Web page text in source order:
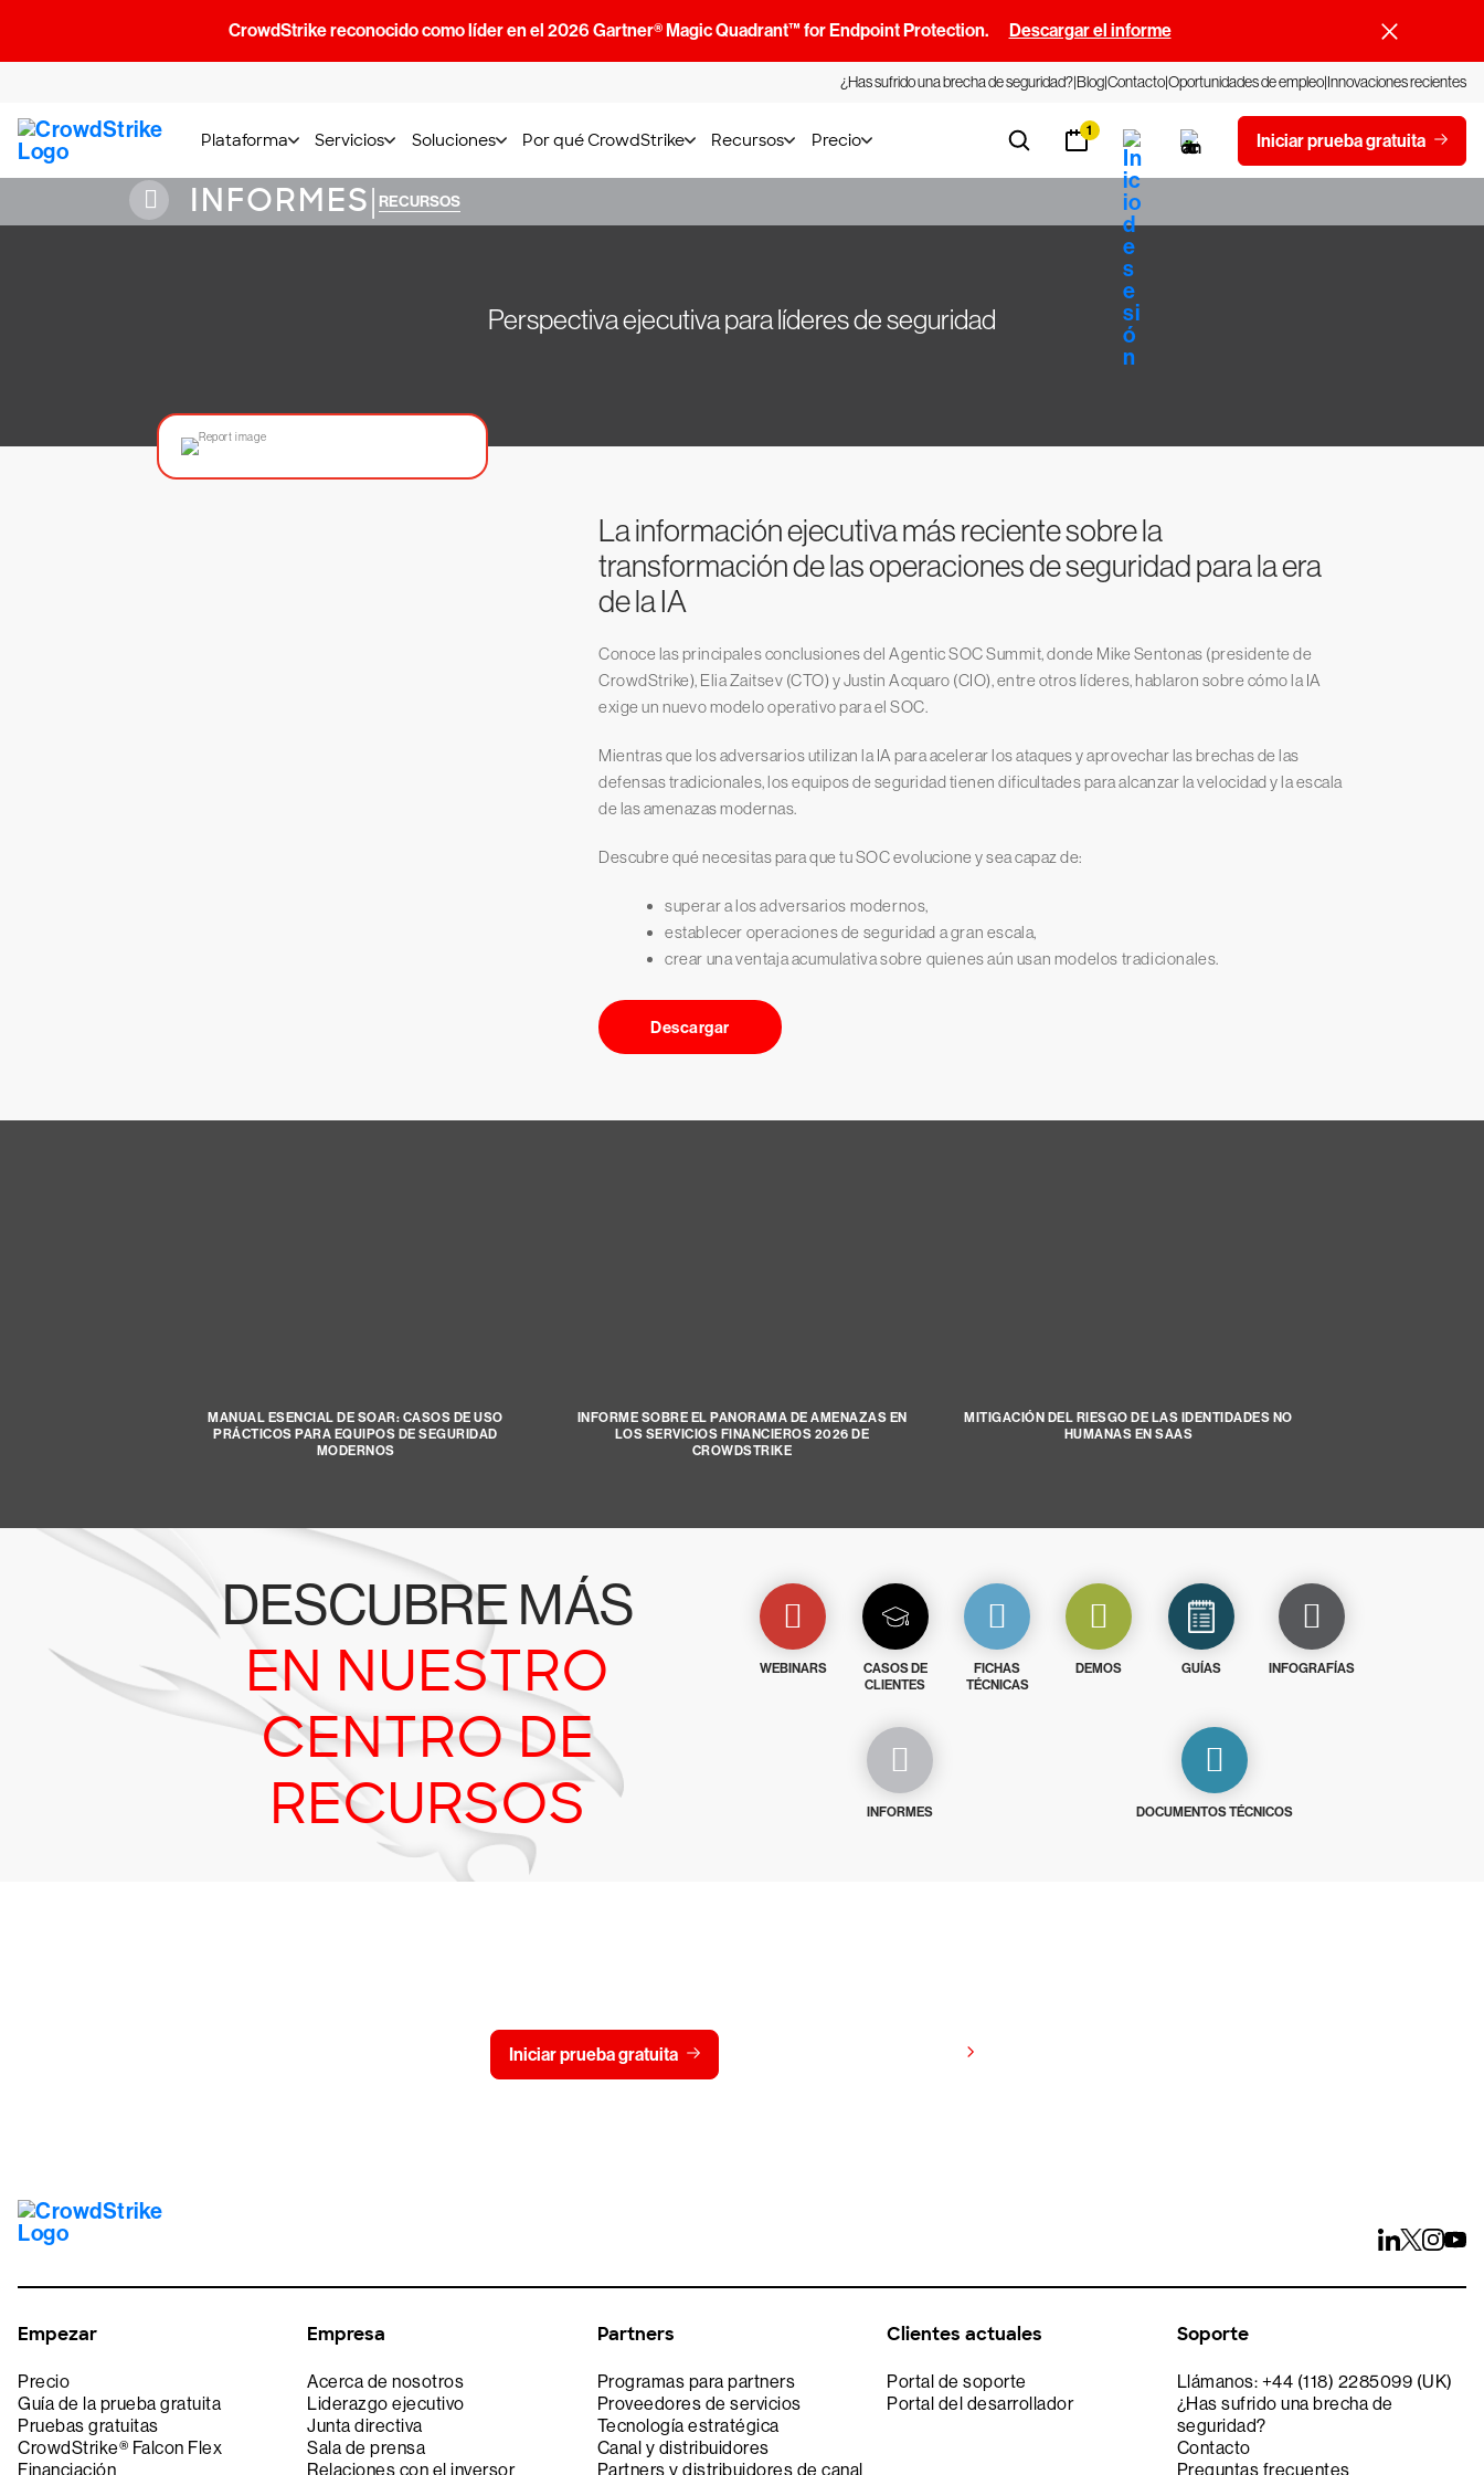
CrowdStrike reconocido como líder en el 2026 Gartner® Magic Quadrant™ for Endpoint Protection. Descargar el informe
¿Has sufrido una brecha de seguridad?BlogContactoOportunidades de empleo Innovaciones recientes
Plataforma Servicios Soluciones Por qué CrowdStrike Recursos Precio 1 Iniciar prueba gratuita
INFORMES| RECURSOS
Perspectiva ejecutiva para líderes de seguridad
La información ejecutiva más reciente sobre la
transformación de las operaciones de seguridad para la era
de la IA
Conoce las principales conclusiones del Agentic SOC Summit, donde Mike Sentonas (presidente de
CrowdStrike), Elia Zaitsev (CTO) y Justin Acquaro (CIO), entre otros líderes, hablaron sobre cómo la IA
exige un nuevo modelo operativo para el SOC.
Mientras que los adversarios utilizan la IA para acelerar los ataques y aprovechar las brechas de las
defensas tradicionales, los equipos de seguridad tienen dificultades para alcanzar la velocidad y la escala
de las amenazas modernas.
Descubre qué necesitas para que tu SOC evolucione y sea capaz de:
superar a los adversarios modernos,
establecer operaciones de seguridad a gran escala,
crear una ventaja acumulativa sobre quienes aún usan modelos tradicionales.
Descargar
MANUAL ESENCIAL DE SOAR: CASOS DE USO
PRÁCTICOS PARA EQUIPOS DE SEGURIDAD
MODERNOS
INFORME SOBRE EL PANORAMA DE AMENAZAS EN
LOS SERVICIOS FINANCIEROS 2026 DE
CROWDSTRIKE
MITIGACIÓN DEL RIESGO DE LAS IDENTIDADES NO
HUMANAS EN SAAS
DESCUBRE MÁS
EN NUESTRO
CENTRO DE
RECURSOS
WEBINARS
CASOS DE
CLIENTES
FICHAS
TÉCNICAS
DEMOS GUÍAS INFOGRAFÍAS
INFORMES DOCUMENTOS TÉCNICOS
Iniciar prueba gratuita
Empezar
Precio
Guía de la prueba gratuita
Pruebas gratuitas
CrowdStrike® Falcon Flex
Financiación
Empresa
Acerca de nosotros
Liderazgo ejecutivo
Junta directiva
Sala de prensa
Relaciones con el inversor
Partners
Programas para partners
Proveedores de servicios
Tecnología estratégica
Canal y distribuidores
Partners y distribuidores de canal
Clientes actuales
Portal de soporte
Portal del desarrollador
Soporte
Llámanos: +44 (118) 2285099 (UK)
¿Has sufrido una brecha de
seguridad?
Contacto
Preguntas frecuentes